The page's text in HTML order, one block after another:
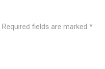
Required fields are marked *